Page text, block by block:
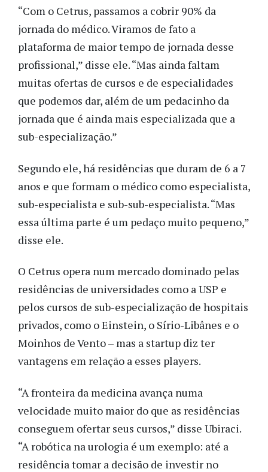
“Com o Cetrus, passamos a cobrir 90% da
jornada do médico. Viramos de fato a
plataforma de maior tempo de jornada desse
profissional,” disse ele. “Mas ainda faltam
muitas ofertas de cursos e de especialidades
que podemos dar, além de um pedacinho da
jornada que é ainda mais especializada que a
sub-especialização.”
Segundo ele, há residências que duram de 6 a 7
anos e que formam o médico como especialista,
sub-especialista e sub-sub-especialista. “Mas
essa última parte é um pedaço muito pequeno,”
disse ele.
O Cetrus opera num mercado dominado pelas
residências de universidades como a USP e
pelos cursos de sub-especialização de hospitais
privados, como o Einstein, o Sírio-Libânes e o
Moinhos de Vento – mas a startup diz ter
vantagens em relação a esses players.
“A fronteira da medicina avança numa
velocidade muito maior do que as residências
conseguem ofertar seus cursos,” disse Ubiraci.
“A robótica na urologia é um exemplo: até a
residência tomar a decisão de investir no